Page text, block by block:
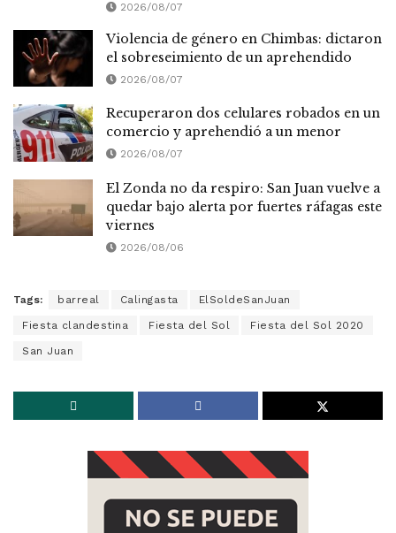
2026/08/07
Violencia de género en Chimbas: dictaron
el sobreseimiento de un aprehendido
2026/08/07
Recuperaron dos celulares robados en un
comercio y aprehendió a un menor
2026/08/07
El Zonda no da respiro: San Juan vuelve a
quedar bajo alerta por fuertes ráfagas este
viernes
2026/08/06
Tags: barreal Calingasta ElSoldeSanJuan
Fiesta clandestina Fiesta del Sol Fiesta del Sol 2020
San Juan